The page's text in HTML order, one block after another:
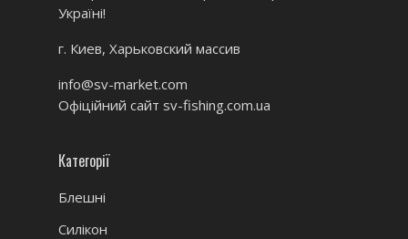
Україні!
г. Киев, Харьковский массив
info@sv-market.com
Офіційний сайт sv-fishing.com.ua
Категорії
Блешні
Силікон